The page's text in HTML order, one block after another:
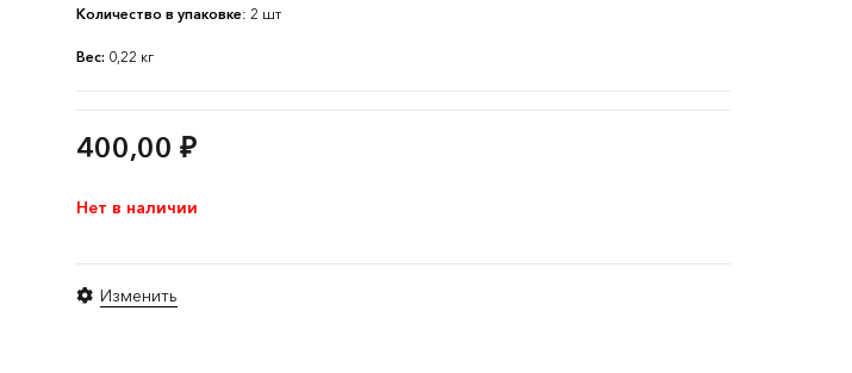
Количество в упаковке: 2 шт
Вес: 0,22 кг
400,00 ₽
Нет в наличии
Изменить